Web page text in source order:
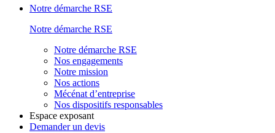
Notre démarche RSE
Notre démarche RSE
Notre démarche RSE
Nos engagements
Notre mission
Nos actions
Mécénat d’entreprise
Nos dispositifs responsables
Espace exposant
Demander un devis